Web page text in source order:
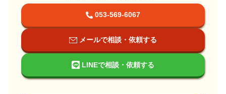
053-569-6067
メールで相談・依頼する
LINEで相談・依頼する